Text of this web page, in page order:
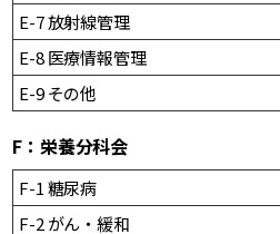
E-7 放射線管理
E-8 医療情報管理
E-9 その他
F：栄養分科会
F-1 糖尿病
F-2 がん・緩和